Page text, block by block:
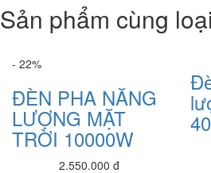
Laptop Dell Latitude E7270 - Intel Core
SSD128G- 12.5'
Laptop Dell Latitude E7270 - Intel Core
SSD128G- 12.5'
7.900.000 đ7,400,000 đ
Laptop Dell Latitude E7250 - Intel Core
SSD128G- 12.5'
Sản phẩm cùng loại
- 22%
ĐÈN PHA NĂNG
LƯỢNG MẶT
TRỜI 10000W
2.550.000 đ